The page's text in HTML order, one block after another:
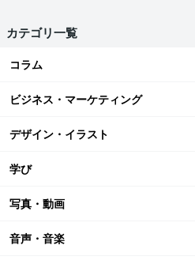
カテゴリ一覧
コラム
ビジネス・マーケティング
デザイン・イラスト
学び
写真・動画
音声・音楽